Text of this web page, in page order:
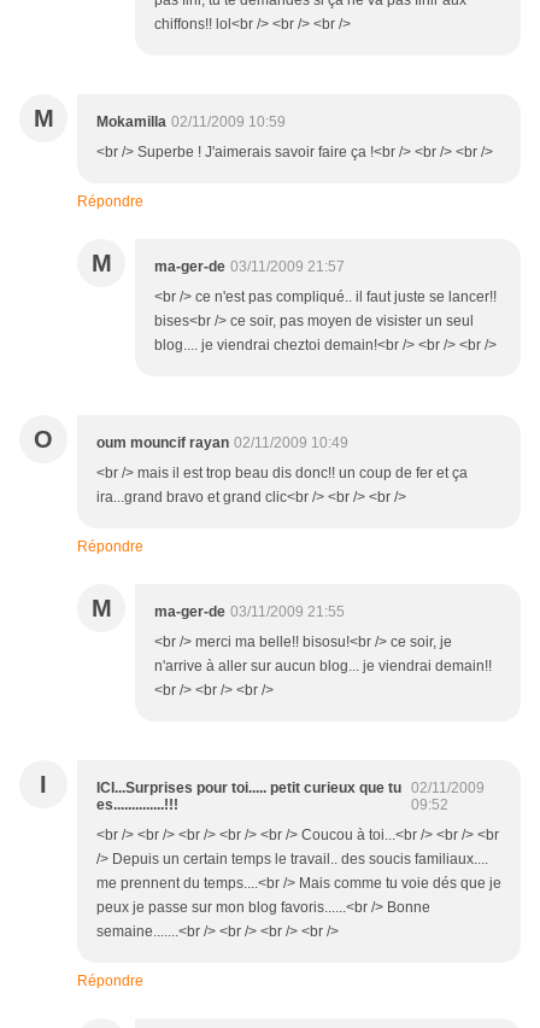
chiffons!! lol<br /> <br /> <br />
M Mokamilla 02/11/2009 10:59
<br /> Superbe ! J'aimerais savoir faire ça !<br /> <br /> <br />
Répondre
M ma-ger-de 03/11/2009 21:57
<br /> ce n'est pas compliqué.. il faut juste se lancer!!
bises<br /> ce soir, pas moyen de visister un seul
blog.... je viendrai cheztoi demain!<br /> <br /> <br />
O oum mouncif rayan 02/11/2009 10:49
<br /> mais il est trop beau dis donc!! un coup de fer et ça
ira...grand bravo et grand clic<br /> <br /> <br />
Répondre
M ma-ger-de 03/11/2009 21:55
<br /> merci ma belle!! bisosu!<br /> ce soir, je
n'arrive à aller sur aucun blog... je viendrai demain!!
<br /> <br /> <br />
I
ICI...Surprises pour toi..... petit curieux que tu
es..............!!!
02/11/2009
09:52
<br /> <br /> <br /> <br /> <br /> Coucou à toi...<br /> <br /> <br
/> Depuis un certain temps le travail.. des soucis familiaux....
me prennent du temps....<br /> Mais comme tu voie dés que je
peux je passe sur mon blog favoris......<br /> Bonne
semaine.......<br /> <br /> <br /> <br />
Répondre